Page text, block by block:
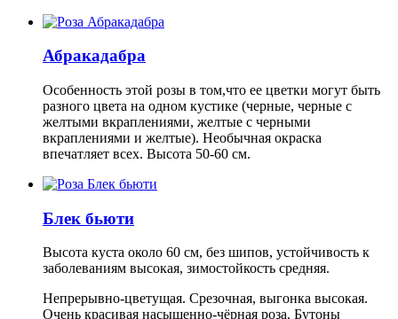
Абракадабра
Особенность этой розы в том,что ее цветки могут быть
разного цвета на одном кустике (черные, черные с
желтыми вкраплениями, желтые с черными
вкраплениями и желтые). Необычная окраска
впечатляет всех. Высота 50-60 см.
Блек бьюти
Высота куста около 60 см, без шипов, устойчивость к
заболеваниям высокая, зимостойкость средняя.
Непрерывно-цветущая. Срезочная, выгонка высокая.
Очень красивая насыщенно-чёрная роза. Бутоны